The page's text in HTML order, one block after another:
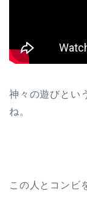
神々の遊びとい
ね。
この人とコンビ